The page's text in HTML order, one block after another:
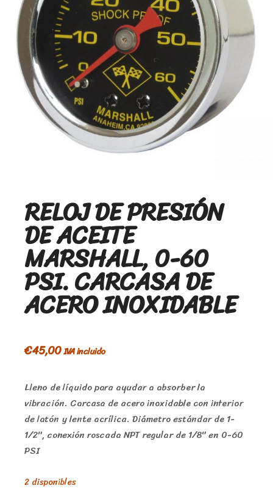
RELOJ DE PRESIÓN
DE ACEITE
MARSHALL, 0-60
PSI. CARCASA DE
ACERO INOXIDABLE
€45,00IVA incluido
Lleno de líquido para ayudar a absorber la
vibración. Carcasa de acero inoxidable con interior
de latón y lente acrílica. Diámetro estándar de 1-
1/2″, conexión roscada NPT regular de 1/8″ en 0-60
PSI
2 disponibles